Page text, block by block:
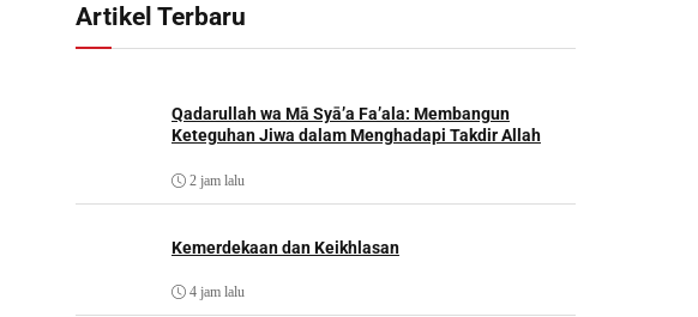
Artikel Terbaru
Qadarullah wa Mā Syā’a Fa’ala: Membangun
Keteguhan Jiwa dalam Menghadapi Takdir Allah
2 jam lalu
Kemerdekaan dan Keikhlasan
4 jam lalu